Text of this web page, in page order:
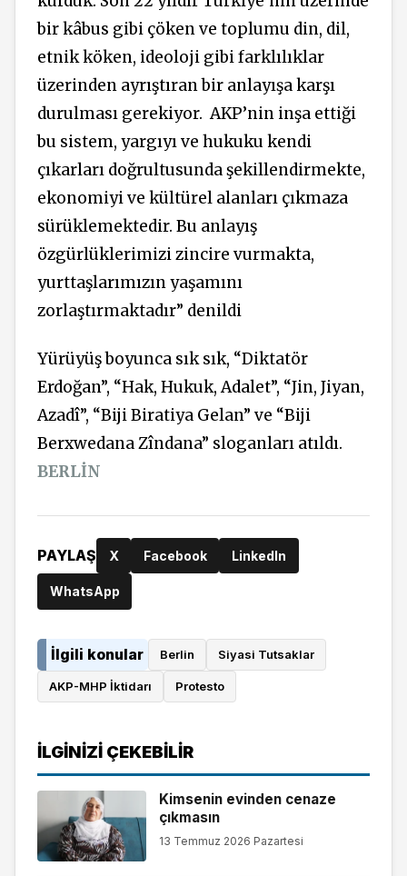
bir kâbus gibi çöken ve toplumu din, dil,
etnik köken, ideoloji gibi farklılıklar
üzerinden ayrıştıran bir anlayışa karşı
durulması gerekiyor. AKP’nin inşa ettiği
bu sistem, yargıyı ve hukuku kendi
çıkarları doğrultusunda şekillendirmekte,
ekonomiyi ve kültürel alanları çıkmaza
sürüklemektedir. Bu anlayış
özgürlüklerimizi zincire vurmakta,
yurttaşlarımızın yaşamını
zorlaştırmaktadır” denildi
Yürüyüş boyunca sık sık, “Diktatör
Erdoğan”, “Hak, Hukuk, Adalet”, “Jin, Jiyan,
Azadî”, “Biji Biratiya Gelan” ve “Biji
Berxwedana Zîndana” sloganları atıldı.
BERLİN
PAYLAŞ X Facebook LinkedIn
WhatsApp
İlgili konular Berlin Siyasi Tutsaklar
AKP-MHP İktidarı Protesto
İLGINIZI ÇEKEBILIR
Kimsenin evinden cenaze
çıkmasın
13 Temmuz 2026 Pazartesi